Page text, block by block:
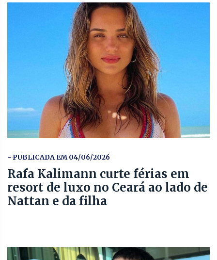
- PUBLICADA EM 04/06/2026
Rafa Kalimann curte férias em
resort de luxo no Ceará ao lado de
Nattan e da filha